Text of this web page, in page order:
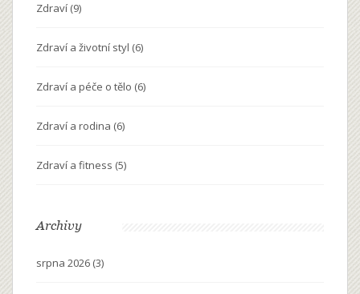
Zdraví (9)
Zdraví a životní styl (6)
Zdraví a péče o tělo (6)
Zdraví a rodina (6)
Zdraví a fitness (5)
Archivy
srpna 2026 (3)